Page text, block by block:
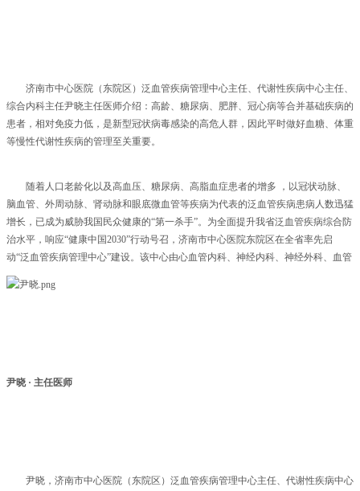
济南市中心医院（东院区）泛血管疾病管理中心主任、代谢性疾病中心主任、
综合内科主任尹晓主任医师介绍：高龄、糖尿病、肥胖、冠心病等合并基础疾病的
患者，相对免疫力低，是新型冠状病毒感染的高危人群，因此平时做好血糖、体重
等慢性代谢性疾病的管理至关重要。
随着人口老龄化以及高血压、糖尿病、高脂血症患者的增多 ，以冠状动脉、
脑血管、外周动脉、肾动脉和眼底微血管等疾病为代表的泛血管疾病患病人数迅猛
增长，已成为威胁我国民众健康的“第一杀手”。为全面提升我省泛血管疾病综合防
治水平，响应“健康中国2030”行动号召，济南市中心医院东院区在全省率先启
动“泛血管疾病管理中心”建设。该中心由心血管内科、神经内科、神经外科、血管
外科、内分泌和代谢病、肾内科和风湿免疫专业组成，建成以患者为中心，多学科
合作，一站式筛查和评估，长期随访的泛血管疾病患者管理模式。从“以疾病为中
尹晓 · 主任医师
尹晓，济南市中心医院（东院区）泛血管疾病管理中心主任、代谢性疾病中心